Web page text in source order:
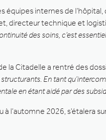
équipes internes de
directeur technique et
des soins, c’est
la Citadelle a rentré des
En tant
en étant aidé par des
l’automne 2026, s’étalera